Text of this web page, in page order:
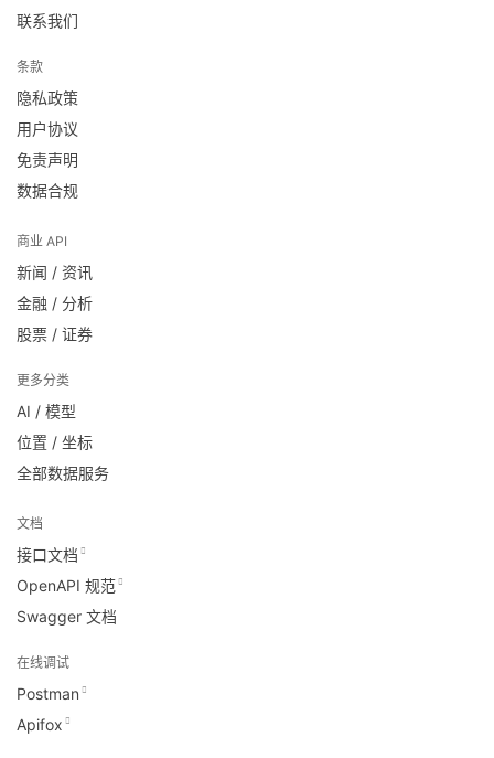
联系我们
条款
隐私政策
用户协议
免责声明
数据合规
商业 API
新闻 / 资讯
金融 / 分析
股票 / 证券
更多分类
AI / 模型
位置 / 坐标
全部数据服务
文档
接口文档
OpenAPI 规范
Swagger 文档
在线调试
Postman
Apifox